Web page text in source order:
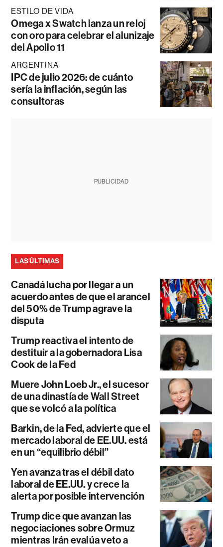
ESTILO DE VIDA
Omega x Swatch lanza un reloj
con oro para celebrar el alunizaje
del Apollo 11
ARGENTINA
IPC de julio 2026: de cuánto
sería la inflación, según las
consultoras
PUBLICIDAD
LAS ÚLTIMAS
Canadá lucha por llegar a un
acuerdo antes de que el arancel
del 50% de Trump agrave la
disputa
Trump reactiva el intento de
destituir a la gobernadora Lisa
Cook de la Fed
Muere John Loeb Jr., el sucesor
de una dinastía de Wall Street
que se volcó a la política
Barkin, de la Fed, advierte que el
mercado laboral de EE.UU. está
en un “equilibrio débil”
Yen avanza tras el débil dato
laboral de EE.UU. y crece la
alerta por posible intervención
Trump dice que avanzan las
negociaciones sobre Ormuz
mientras Irán evalúa veto a